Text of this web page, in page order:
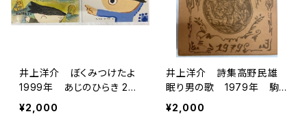
井上洋介 ぼくみつけたよ
1999年 あじのひらき 20
02年 こどものとも年少版
２冊セット 絵本のたのしみ
¥2,000
井上洋介 詩集高野民雄
眠り男の歌 1979年 駒
込書房
¥2,000